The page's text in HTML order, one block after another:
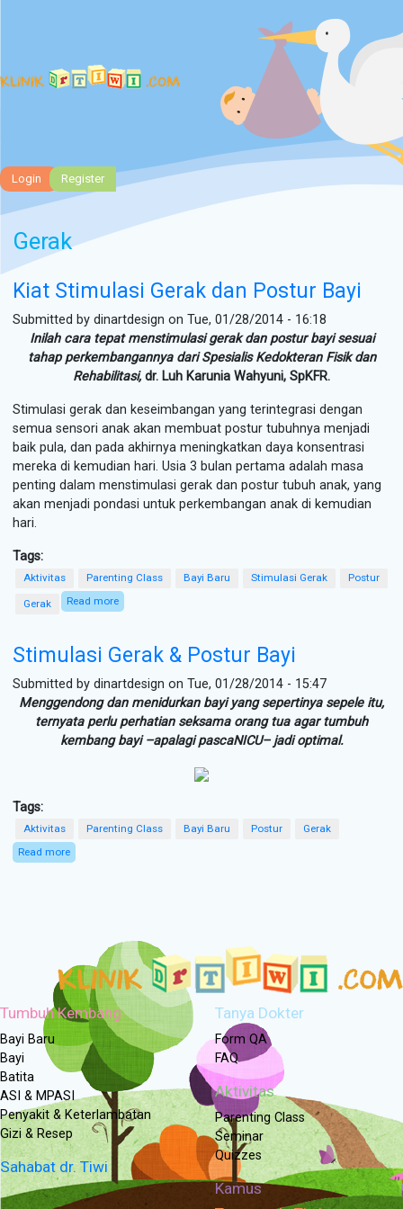
Login Register
Gerak
Kiat Stimulasi Gerak dan Postur Bayi
Submitted bydinartdesign on Tue, 01/28/2014 - 16:18
Inilah cara tepat menstimulasi gerak dan postur bayi sesuai
tahap perkembangannya dari Spesialis Kedokteran Fisik dan
Rehabilitasi, dr. Luh Karunia Wahyuni, SpKFR.
Stimulasi gerak dan keseimbangan yang terintegrasi dengan
semua sensori anak akan membuat postur tubuhnya menjadi
baik pula, dan pada akhirnya meningkatkan daya konsentrasi
mereka di kemudian hari. Usia 3 bulan pertama adalah masa
penting dalam menstimulasi gerak dan postur tubuh anak, yang
akan menjadi pondasi untuk perkembangan anak di kemudian
hari.
Tags:
Aktivitas Parenting Class Bayi Baru Stimulasi Gerak Postur
Gerak Read more
Stimulasi Gerak & Postur Bayi
Submitted bydinartdesign on Tue, 01/28/2014 - 15:47
Menggendong dan menidurkan bayi yang sepertinya sepele itu,
ternyata perlu perhatian seksama orang tua agar tumbuh
kembang bayi –apalagi pascaNICU– jadi optimal.
Tags:
Aktivitas Parenting Class Bayi Baru Postur
Gerak
Read more
Tumbuh Kembang
Bayi Baru
Bayi
Batita
ASI & MPASI
Penyakit & Keterlambatan
Gizi & Resep
Sahabat dr. Tiwi
Tanya Dokter
Form QA
FAQ
Aktivitas
Parenting Class
Seminar
Quizzes
Kamus